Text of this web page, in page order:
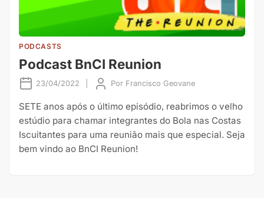
PODCASTS
Podcast BnCI Reunion
23/04/2022 Por Francisco Geovane
SETE anos após o último episódio, reabrimos o velho
estúdio para chamar integrantes do Bola nas Costas
Iscuitantes para uma reunião mais que especial. Seja
bem vindo ao BnCI Reunion!